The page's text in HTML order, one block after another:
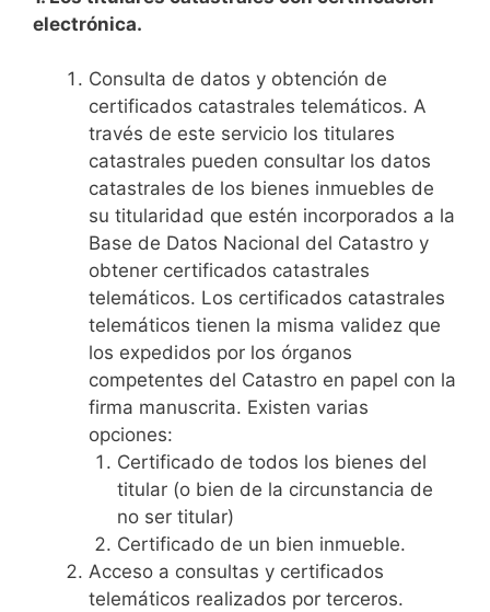
electrónica.
Consulta de datos y obtención de
certificados catastrales telemáticos. A
través de este servicio los titulares
catastrales pueden consultar los datos
catastrales de los bienes inmuebles de
su titularidad que estén incorporados a la
Base de Datos Nacional del Catastro y
obtener certificados catastrales
telemáticos. Los certificados catastrales
telemáticos tienen la misma validez que
los expedidos por los órganos
competentes del Catastro en papel con la
firma manuscrita. Existen varias
opciones:
Certificado de todos los bienes del
titular (o bien de la circunstancia de
no ser titular)
Certificado de un bien inmueble.
Acceso a consultas y certificados
telemáticos realizados por terceros.